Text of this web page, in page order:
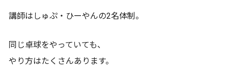
講師はしゅぷ・ひーやんの2名体制。
同じ卓球をやっていても、
やり方はたくさんあります。